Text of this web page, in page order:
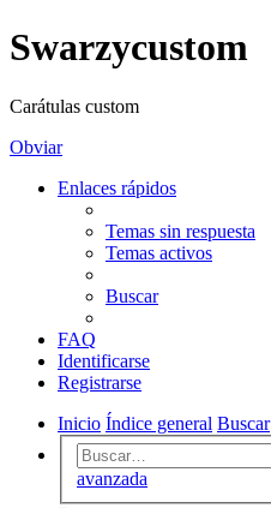
Swarzycustom
Carátulas custom
Obviar
Enlaces rápidos
Temas sin respuesta
Temas activos
Buscar
FAQ
Identificarse
Registrarse
Inicio Índice general Buscar
avanzada